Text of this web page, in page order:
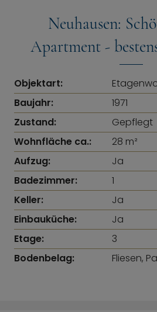
Neuhausen:
Apartment -
Objektart:
Baujahr:
1971
Zustand:
Gepflegt
Wohnfläche ca.:
28 m²
Aufzug:
Ja
Badezimmer:
1
Keller:
Ja
Einbauküche:
Ja
Etage:
3
Bodenbelag:
Fliesen,